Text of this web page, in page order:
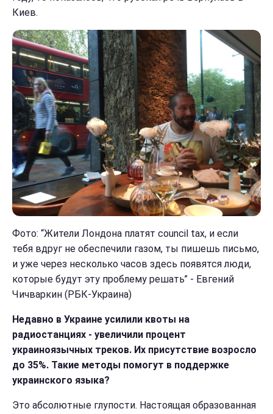
Киев.
Фото: “Жители Лондона платят council tax, и если
тебя вдруг не обеспечили газом, ты пишешь письмо,
и уже через несколько часов здесь появятся люди,
которые будут эту проблему решать” - Евгений
Чичваркин (РБК-Украина)
Недавно в Украине усилили квоты на
радиостанциях - увеличили процент
украиноязычных треков. Их присутствие возросло
до 35%. Такие методы помогут в поддержке
украинского языка?
Это абсолютные глупости. Настоящая образованная